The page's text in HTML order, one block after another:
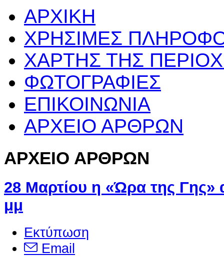
ΑΡΧΙΚΗ
ΧΡΗΣΙΜΕΣ
ΧΑΡΤΗΣ ΤΗΣ
ΦΩΤΟΓΡΑΦΙΕΣ
ΕΠΙΚΟΙΝΩΝΙΑ
ΑΡΧΕΙΟ ΑΡΘΡΩΝ
ΑΡΧΕΙΟ ΑΡΘΡΩΝ
28 Μαρτίου η «Ώρα της Γης»
μμ
Εκτύπωση
Email